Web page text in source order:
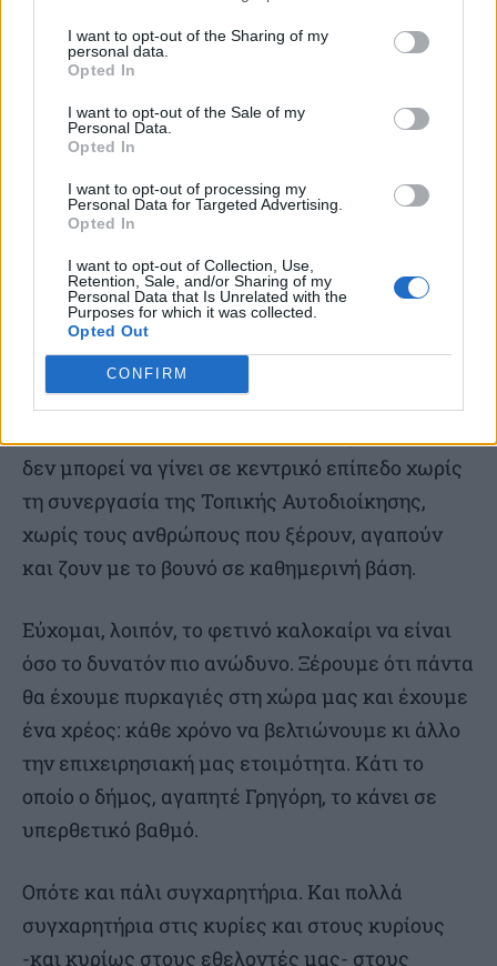
I want to opt-out of the Sharing of my
personal data.
Opted In
I want to opt-out of the Sale of my
Personal Data.
Opted In
I want to opt-out of processing my
Personal Data for Targeted Advertising.
Opted In
I want to opt-out of Collection, Use,
Retention, Sale, and/or Sharing of my
Personal Data that Is Unrelated with the
Purposes for which it was collected.
Opted Out
CONFIRM
μας δίνουν τη δυνατότητα να μπορούμε να
παρεμβαίνουμε σε ελάχιστα λεπτά, με πολύ
μεγαλύτερη ταχύτητα και προφανώς με πολύ
μεγαλύτερη αποτελεσματικότητα. Η φροντίδα
δασών του Λεκανοπεδίου αποτελεί για την
κυβέρνησή μας πρώτη προτεραιότητα. Θέλω να
εξάρω την εξαιρετική συνεργασία την οποία
έχουμε με την Τοπική Αυτοδιοίκηση Α’ και Β’
βαθμού. Μαζί συνεργαζόμαστε, έχουμε βάλει,
νομίζω, το πλαίσιο πια για μια τελείως
διαφορετική πολιτική προστασία σε σχέση με
δεν μπορεί να γίνει σε κεντρικό επίπεδο χωρίς
τη συνεργασία της Τοπικής Αυτοδιοίκησης,
χωρίς τους ανθρώπους που ξέρουν, αγαπούν
και ζουν με το βουνό σε καθημερινή βάση.
Εύχομαι, λοιπόν, το φετινό καλοκαίρι να είναι
όσο το δυνατόν πιο ανώδυνο. Ξέρουμε ότι πάντα
θα έχουμε πυρκαγιές στη χώρα μας και έχουμε
ένα χρέος: κάθε χρόνο να βελτιώνουμε κι άλλο
την επιχειρησιακή μας ετοιμότητα. Κάτι το
οποίο ο δήμος, αγαπητέ Γρηγόρη, το κάνει σε
υπερθετικό βαθμό.
Οπότε και πάλι συγχαρητήρια. Και πολλά
συγχαρητήρια στις κυρίες και στους κυρίους
-και κυρίως στους εθελοντές μας- στους